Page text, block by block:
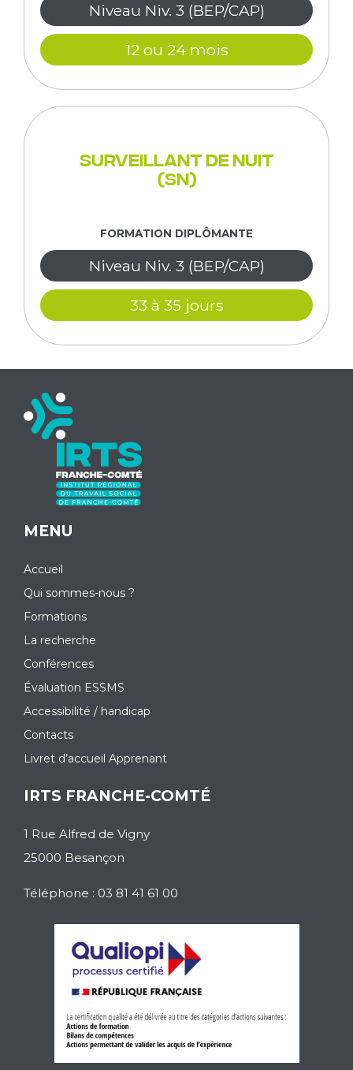
Niveau Niv. 3 (BEP/CAP)
12 ou 24 mois
Surveillant de Nuit
(SN)
FORMATION DIPLÔMANTE
Niveau Niv. 3 (BEP/CAP)
33 à 35 jours
MENU
Accueil
Qui sommes-nous ?
Formations
La recherche
Conférences
Évaluation ESSMS
Accessibilité / handicap
Contacts
Livret d’accueil Apprenant
IRTS FRANCHE-COMTÉ
1 Rue Alfred de Vigny
25000 Besançon
Téléphone : 03 81 41 61 00